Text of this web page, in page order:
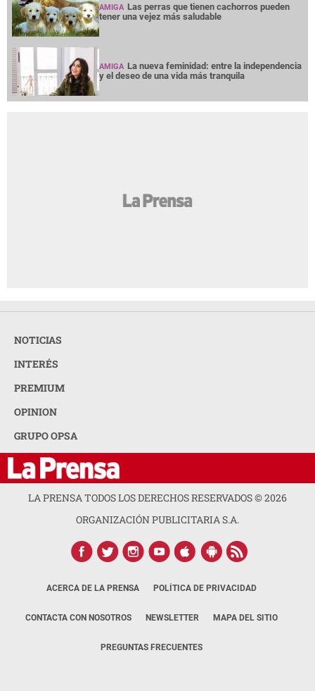
AMIGA Las perras que tienen cachorros pueden
tener una vejez más saludable
AMIGA La nueva feminidad: entre la independencia
y el deseo de una vida más tranquila
NOTICIAS
INTERÉS
PREMIUM
OPINION
GRUPO OPSA
LA PRENSA TODOS LOS DERECHOS RESERVADOS ©2026
ORGANIZACIÓN PUBLICITARIA S.A.
ACERCA DE LA PRENSA POLÍTICA DE PRIVACIDAD
CONTACTA CON NOSOTROS NEWSLETTER MAPA DEL SITIO
PREGUNTAS FRECUENTES